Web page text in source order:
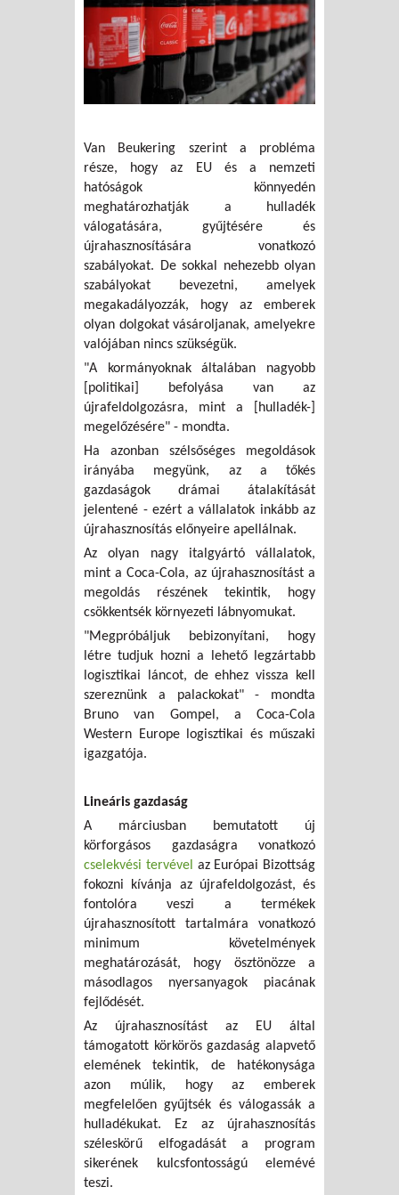
Van Beukering szerint a probléma
része, hogy az EU és a nemzeti
hatóságok könnyedén
meghatározhatják a hulladék
válogatására, gyűjtésére és
újrahasznosítására vonatkozó
szabályokat. De sokkal nehezebb olyan
szabályokat bevezetni, amelyek
megakadályozzák, hogy az emberek
olyan dolgokat vásároljanak, amelyekre
valójában nincs szükségük.
"A kormányoknak általában nagyobb
[politikai] befolyása van az
újrafeldolgozásra, mint a [hulladék-]
megelőzésére" - mondta.
Ha azonban szélsőséges megoldások
irányába megyünk, az a tőkés
gazdaságok drámai átalakítását
jelentené - ezért a vállalatok inkább az
újrahasznosítás előnyeire apellálnak.
Az olyan nagy italgyártó vállalatok,
mint a Coca-Cola, az újrahasznosítást a
megoldás részének tekintik, hogy
csökkentsék környezeti lábnyomukat.
"Megpróbáljuk bebizonyítani, hogy
létre tudjuk hozni a lehető legzártabb
logisztikai láncot, de ehhez vissza kell
szereznünk a palackokat" - mondta
Bruno van Gompel, a Coca-Cola
Western Europe logisztikai és műszaki
igazgatója.
Lineáris gazdaság
A márciusban bemutatott új
körforgásos gazdaságra vonatkozó
cselekvési tervével az Európai Bizottság
fokozni kívánja az újrafeldolgozást, és
fontolóra veszi a termékek
újrahasznosított tartalmára vonatkozó
minimum követelmények
meghatározását, hogy ösztönözze a
másodlagos nyersanyagok piacának
fejlődését.
Az újrahasznosítást az EU által
támogatott körkörös gazdaság alapvető
elemének tekintik, de hatékonysága
azon múlik, hogy az emberek
megfelelően gyűjtsék és válogassák a
hulladékukat. Ez az újrahasznosítás
széleskörű elfogadását a program
sikerének kulcsfontosságú elemévé
teszi.